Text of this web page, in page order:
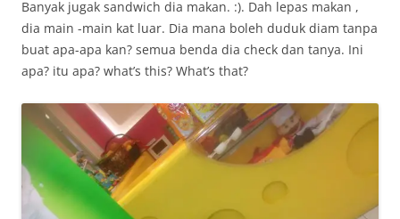
Banyak jugak sandwich dia makan. :). Dah lepas makan ,
dia main -main kat luar. Dia mana boleh duduk diam tanpa
buat apa-apa kan? semua benda dia check dan tanya. Ini
apa? itu apa? what’s this? What’s that?